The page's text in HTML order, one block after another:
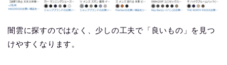
闇雲に探すのではなく、少しの工夫で「良いもの」を見つ
けやすくなります。